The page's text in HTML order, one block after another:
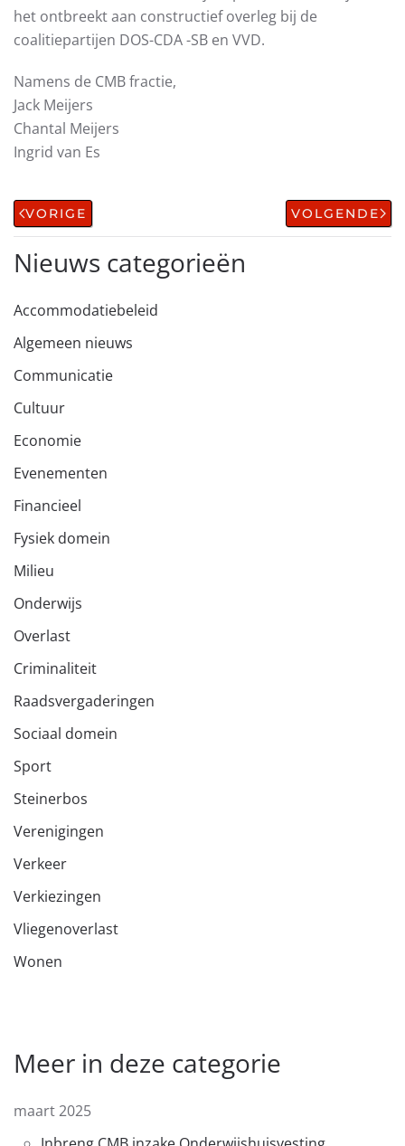
het ontbreekt aan constructief overleg bij de
coalitiepartijen DOS-CDA -SB en VVD.
Namens de CMB fractie,
Jack Meijers
Chantal Meijers
Ingrid van Es
VORIGE VOLGENDE
Nieuws categorieën
Accommodatiebeleid
Algemeen nieuws
Communicatie
Cultuur
Economie
Evenementen
Financieel
Fysiek domein
Milieu
Onderwijs
Overlast
Criminaliteit
Raadsvergaderingen
Sociaal domein
Sport
Steinerbos
Verenigingen
Verkeer
Verkiezingen
Vliegenoverlast
Wonen
Meer in deze categorie
maart 2025